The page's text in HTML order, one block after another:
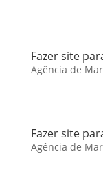
Fazer site
Agência de
Fazer site
Agência de